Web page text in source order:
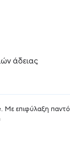
άδειας
επιφύλαξη